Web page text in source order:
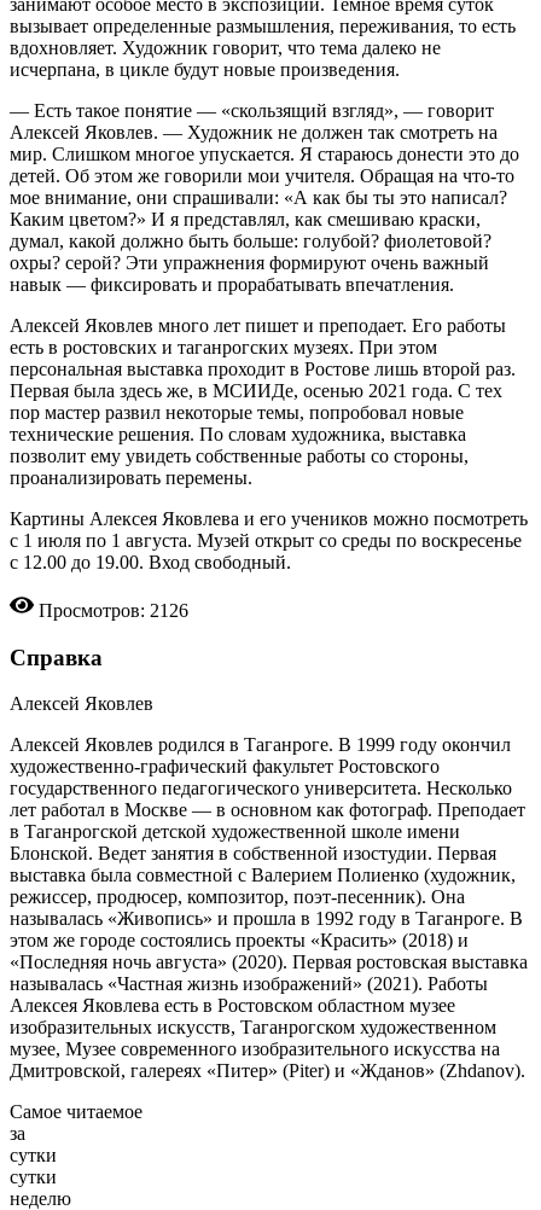
занимают особое место в экспозиции. Темное время суток
вызывает определенные размышления, переживания, то есть
вдохновляет. Художник говорит, что тема далеко не
исчерпана, в цикле будут новые произведения.
— Есть такое понятие — «скользящий взгляд», — говорит
Алексей Яковлев. — Художник не должен так смотреть на
мир. Слишком многое упускается. Я стараюсь донести это до
детей. Об этом же говорили мои учителя. Обращая на что-то
мое внимание, они спрашивали: «А как бы ты это написал?
Каким цветом?» И я представлял, как смешиваю краски,
думал, какой должно быть больше: голубой? фиолетовой?
охры? серой? Эти упражнения формируют очень важный
навык — фиксировать и прорабатывать впечатления.
Алексей Яковлев много лет пишет и преподает. Его работы
есть в ростовских и таганрогских музеях. При этом
персональная выставка проходит в Ростове лишь второй раз.
Первая была здесь же, в МСИИДе, осенью 2021 года. С тех
пор мастер развил некоторые темы, попробовал новые
технические решения. По словам художника, выставка
позволит ему увидеть собственные работы со стороны,
проанализировать перемены.
Картины Алексея Яковлева и его учеников можно посмотреть
с 1 июля по 1 августа. Музей открыт со среды по воскресенье
с 12.00 до 19.00. Вход свободный.
Просмотров: 2126
Справка
Алексей Яковлев
Алексей Яковлев родился в Таганроге. В 1999 году окончил
художественно-графический факультет Ростовского
государственного педагогического университета. Несколько
лет работал в Москве — в основном как фотограф. Преподает
в Таганрогской детской художественной школе имени
Блонской. Ведет занятия в собственной изостудии. Первая
выставка была совместной с Валерием Полиенко (художник,
режиссер, продюсер, композитор, поэт-песенник). Она
называлась «Живопись» и прошла в 1992 году в Таганроге. В
этом же городе состоялись проекты «Красить» (2018) и
«Последняя ночь августа» (2020). Первая ростовская выставка
называлась «Частная жизнь изображений» (2021). Работы
Алексея Яковлева есть в Ростовском областном музее
изобразительных искусств, Таганрогском художественном
музее, Музее современного изобразительного искусства на
Дмитровской, галереях «Питер» (Piter) и «Жданов» (Zhdanov).
Самое читаемое
за
сутки
сутки
неделю